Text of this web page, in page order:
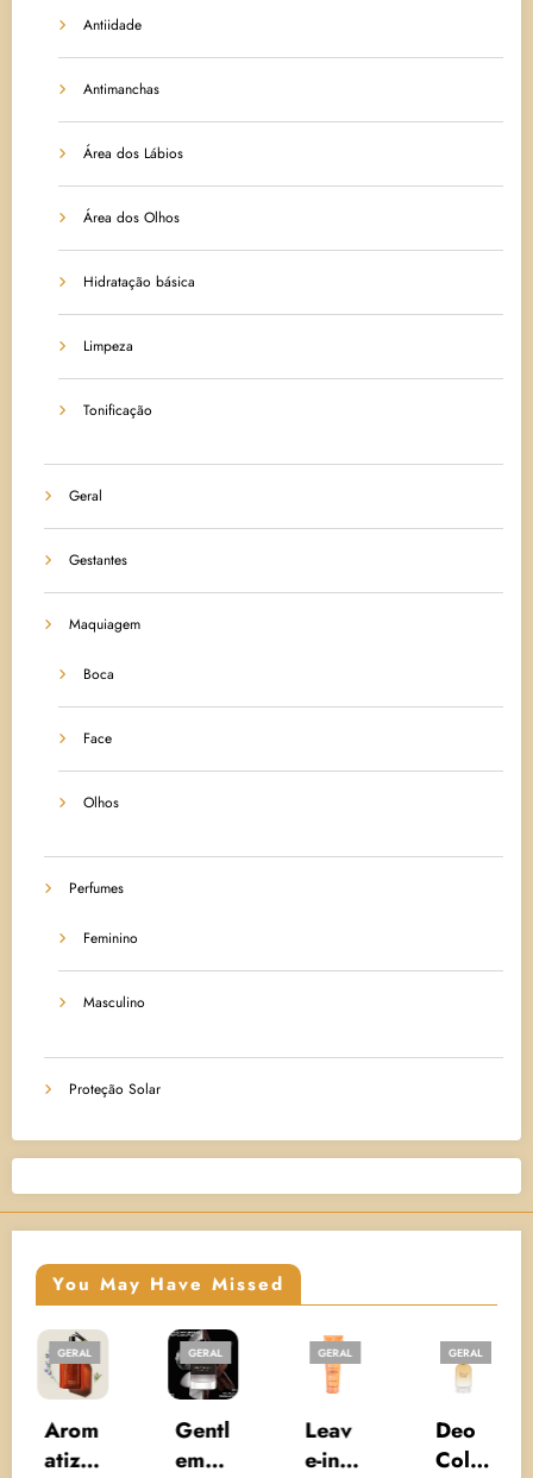
Antiidade
Antimanchas
Área dos Lábios
Área dos Olhos
Hidratação básica
Limpeza
Tonificação
Geral
Gestantes
Maquiagem
Boca
Face
Olhos
Perfumes
Feminino
Masculino
Proteção Solar
You May Have Missed
GERAL
Arom
atiza
GERAL
Gentl
eman
GERAL
Leav
e-in
GERAL
Deo
Colô